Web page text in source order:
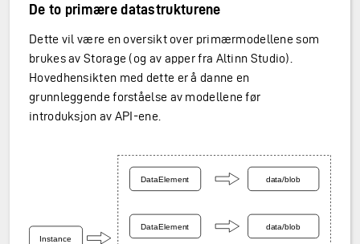
De to primære datastrukturene
Dette vil være en oversikt over primærmodellene som
brukes av Storage (og av apper fra Altinn Studio).
Hovedhensikten med dette er å danne en
grunnleggende forståelse av modellene før
introduksjon av API-ene.